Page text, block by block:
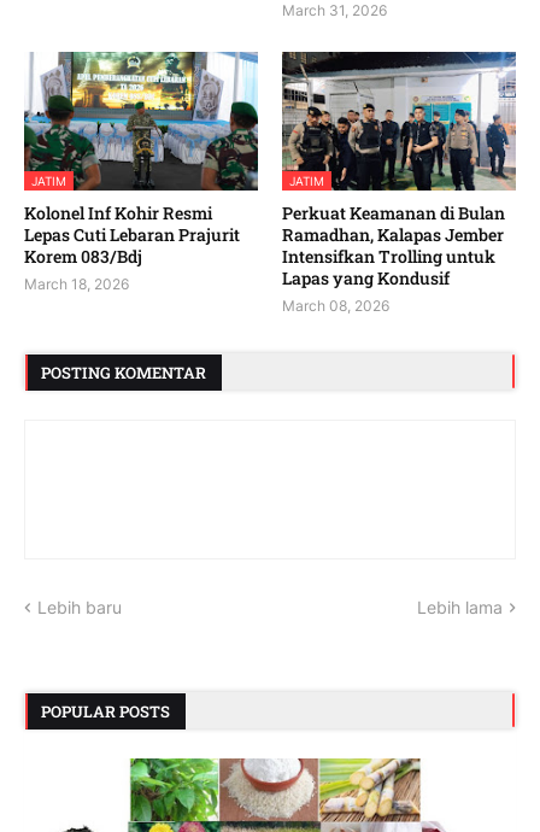
March 31, 2026
JATIM
Kolonel Inf Kohir Resmi
Lepas Cuti Lebaran Prajurit
Korem 083/Bdj
March 18, 2026
JATIM
Perkuat Keamanan di Bulan
Ramadhan, Kalapas Jember
Intensifkan Trolling untuk
Lapas yang Kondusif
March 08, 2026
POSTING KOMENTAR
Lebih baru Lebih lama
POPULAR POSTS